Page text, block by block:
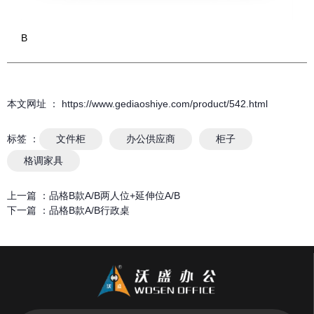
B
本文网址 ： https://www.gediaoshiye.com/product/542.html
标签 ： 文件柜 办公供应商
柜子
格调家具
上一篇 ： 品格B款A/B两人位+延伸位A/B
下一篇 ： 品格B款A/B行政桌